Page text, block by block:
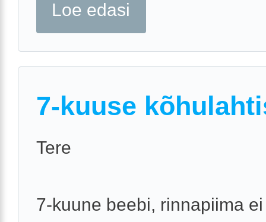
Loe edasi
7-kuuse
Tere
7-kuune beebi, rinnapiima